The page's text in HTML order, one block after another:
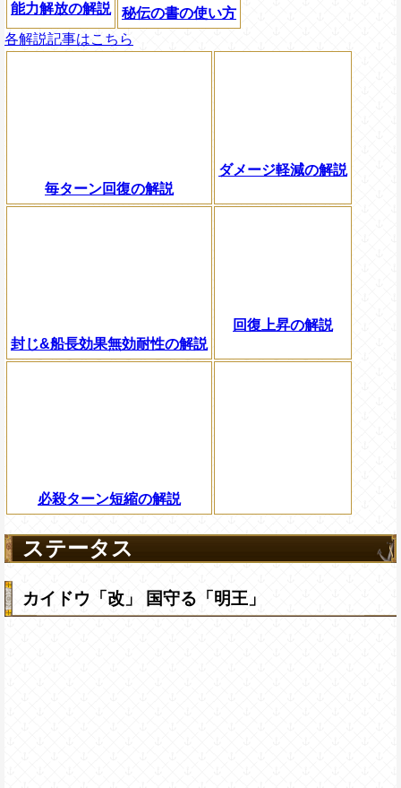
能力解放の解説
秘伝の書の使い方
各解説記事はこちら
毎ターン回復の解説
ダメージ軽減の解説
封じ&船長効果無効耐性の解説
回復上昇の解説
必殺ターン短縮の解説
ステータス
カイドウ「改」 国守る「明王」